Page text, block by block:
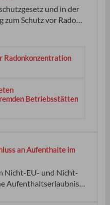
und in der
Schutz vor Radon
Person
beim zuständigen
kein
Radonkonzentration
Betriebsstätten
an Aufenthalte im
Nicht-EU- und Nicht-
Aufenthaltserlaubnis